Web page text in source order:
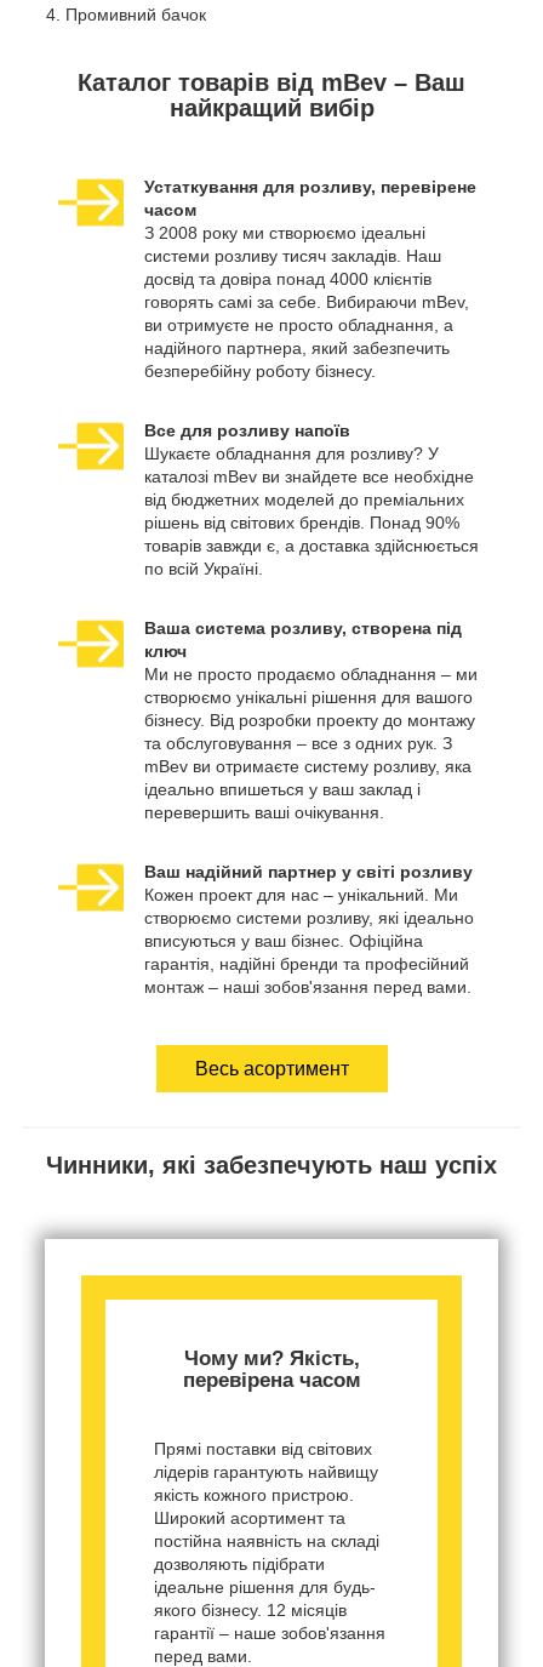
Промивний бачок
Каталог товарів від mBev – Ваш
найкращий вибір
Устаткування для розливу, перевірене
часом
З 2008 року ми створюємо ідеальні
системи розливу тисяч закладів. Наш
досвід та довіра понад 4000 клієнтів
говорять самі за себе. Вибираючи mBev,
ви отримуєте не просто обладнання, а
надійного партнера, який забезпечить
безперебійну роботу бізнесу.
Все для розливу напоїв
Шукаєте обладнання для розливу? У
каталозі mBev ви знайдете все необхідне
від бюджетних моделей до преміальних
рішень від світових брендів. Понад 90%
товарів завжди є, а доставка здійснюється
по всій Україні.
Ваша система розливу, створена під
ключ
Ми не просто продаємо обладнання – ми
створюємо унікальні рішення для вашого
бізнесу. Від розробки проекту до монтажу
та обслуговування – все з одних рук. З
mBev ви отримаєте систему розливу, яка
ідеально впишеться у ваш заклад і
перевершить ваші очікування.
Ваш надійний партнер у світі розливу
Кожен проект для нас – унікальний. Ми
створюємо системи розливу, які ідеально
вписуються у ваш бізнес. Офіційна
гарантія, надійні бренди та професійний
монтаж – наші зобов'язання перед вами.
Весь асортимент
Чинники, які забезпечують наш успіх
Чому ми? Якість,
перевірена часом
Прямі поставки від світових
лідерів гарантують найвищу
якість кожного пристрою.
Широкий асортимент та
постійна наявність на складі
дозволяють підібрати
ідеальне рішення для будь-
якого бізнесу. 12 місяців
гарантії – наше зобов'язання
перед вами.